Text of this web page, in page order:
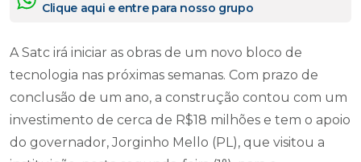
Clique aqui e entre para nosso grupo
A Satc irá iniciar as obras de um novo bloco de
tecnologia nas próximas semanas. Com prazo de
conclusão de um ano, a construção contou com um
investimento de cerca de R$18 milhões e tem o apoio
do governador, Jorginho Mello (PL), que visitou a